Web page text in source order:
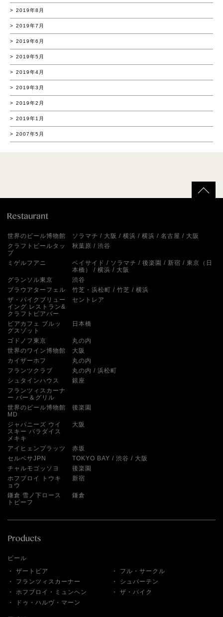
2019年8月
2019年7月
2019年6月
2019年5月
2019年4月
2019年3月
2019年2月
2019年1月
2007年5月
世界のビール博物館 ソラマチ 大阪 横浜 横浜 名古屋
大阪
クラフトビールタッ
プ
秋葉原 渋谷
ミゲルフアニ ベイサイド ソラマチ 後楽園 新宿
東京（日
本橋）
横浜
大阪
グランソル東京
渋谷
ブラウアターフェル
竹芝・浜松町 竹芝
横浜
ザ・パイクブリュー
イング レストラン&
クラフトビアバー
セントレア
ビアカフェ ブルッ
グスゾット
日本橋
ゴドノフ東京
丸の内
世界のワイン博物館
大阪
カイザーホフ
丸の内
フランツクラブ
丸の内
浜松町
シュタインハウス
銀座
フランツィスカーナ
ー バー＆グリル
世界のビール博物館
MD
後楽園
ジャパニーズ ウイ
スキー パラダイス
メキキ
大阪
アイヒェンプラッツ
赤坂
セルベサJPN
TOKYO BAY 渋谷
大阪
チャルモゴッソヨ
後楽園
ホフブロイ トウキ
ョウ
新宿
鎌倉 雪ノ下ロース
トビーフ
鎌倉
ビール
ザートビア
フル・サークル
フランツィスカーナー
シュパーテン
ホフブロイ・ミュンヘン
ザ・パイク
ドゥ・ハルヴ・マーン